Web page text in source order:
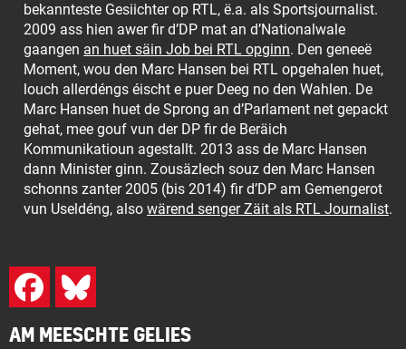
bekannteste Gesiichter op RTL, ë.a. als Sportsjournalist.
2009 ass hien awer fir d’DP mat an d’Nationalwale
gaangen an huet säin Job bei RTL opginn. Den geneeë
Moment, wou den Marc Hansen bei RTL opgehalen huet,
louch allerdéngs éischt e puer Deeg no den Wahlen. De
Marc Hansen huet de Sprong an d’Parlament net gepackt
gehat, mee gouf vun der DP fir de Beräich
Kommunikatioun agestallt. 2013 ass de Marc Hansen
dann Minister ginn. Zousäzlech souz den Marc Hansen
schonns zanter 2005 (bis 2014) fir d’DP am Gemengerot
vun Useldéng, also wärend senger Zäit als RTL Journalist.
AM MEESCHTE GELIES